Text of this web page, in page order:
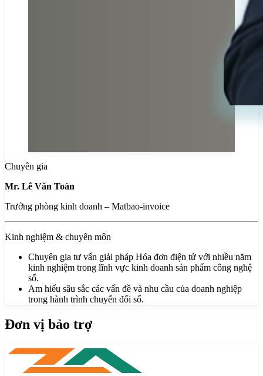
Chuyên gia
Mr. Lê Văn Toàn
Trưởng phòng kinh doanh – Matbao-invoice
Kinh nghiệm & chuyên môn
Chuyên gia tư vấn giải pháp Hóa đơn điện tử với nhiều năm
kinh nghiệm trong lĩnh vực kinh doanh sản phẩm công nghệ
số.
Am hiểu sâu sắc các vấn đề và nhu cầu của doanh nghiệp
trong hành trình chuyển đổi số.
Đơn vị bảo trợ